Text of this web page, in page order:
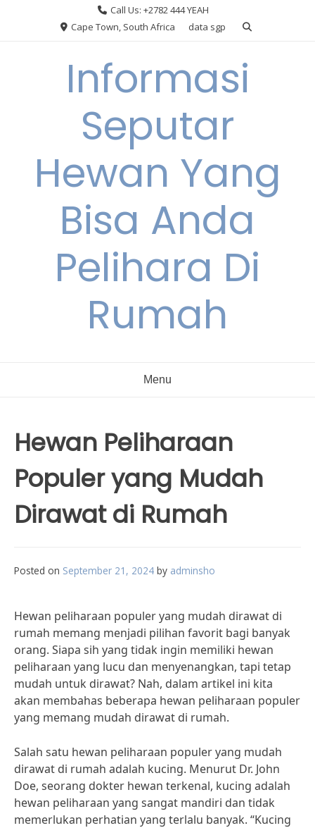
Call Us: +2782 444 YEAH
Cape Town, South Africa
data sgp
Informasi
Seputar
Hewan Yang
Bisa Anda
Pelihara Di
Rumah
Menu
Hewan Peliharaan
Populer yang Mudah
Dirawat di Rumah
Posted on September 21, 2024 by adminsho
Hewan peliharaan populer yang mudah dirawat di
rumah memang menjadi pilihan favorit bagi banyak
orang. Siapa sih yang tidak ingin memiliki hewan
peliharaan yang lucu dan menyenangkan, tapi tetap
mudah untuk dirawat? Nah, dalam artikel ini kita
akan membahas beberapa hewan peliharaan populer
yang memang mudah dirawat di rumah.
Salah satu hewan peliharaan populer yang mudah
dirawat di rumah adalah kucing. Menurut Dr. John
Doe, seorang dokter hewan terkenal, kucing adalah
hewan peliharaan yang sangat mandiri dan tidak
memerlukan perhatian yang terlalu banyak. “Kucing